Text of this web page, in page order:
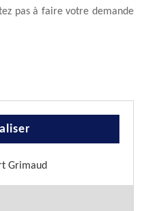
pas à faire votre demande
Grimaud